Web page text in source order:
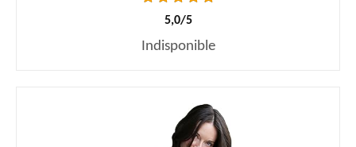
5,0/5
Indisponible